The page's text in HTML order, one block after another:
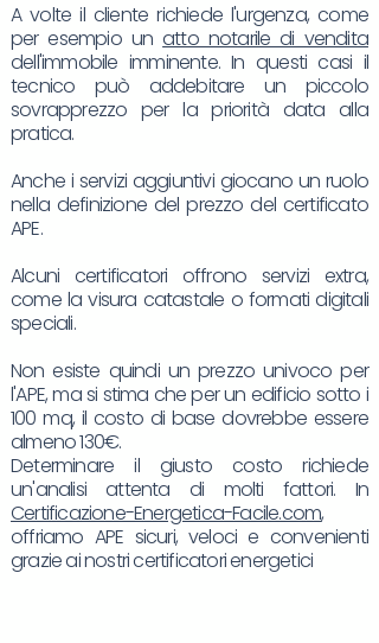
A volte il cliente richiede l'urgenza, come
per esempio unatto notarile di vendita
dell'immobile imminente. In questi casi il
tecnico può addebitare un piccolo
sovrapprezzo per la priorità data alla
pratica.
Anche i servizi aggiuntivi giocano un ruolo
nella definizione del prezzo del certificato
APE.
Alcuni certificatori offrono servizi extra,
come la visura catastale o formati digitali
speciali.
Non esiste quindi un prezzo univoco per
l'APE, ma si stima che per un edificio sotto i
100 mq, il costo di base dovrebbe essere
almeno 130€.
Determinare il giusto costo richiede
un'analisi attenta di molti fattori. In
Certificazione-Energetica-Facile.com,
offriamo APE sicuri, veloci e convenienti
grazie ai nostri certificatori energetici